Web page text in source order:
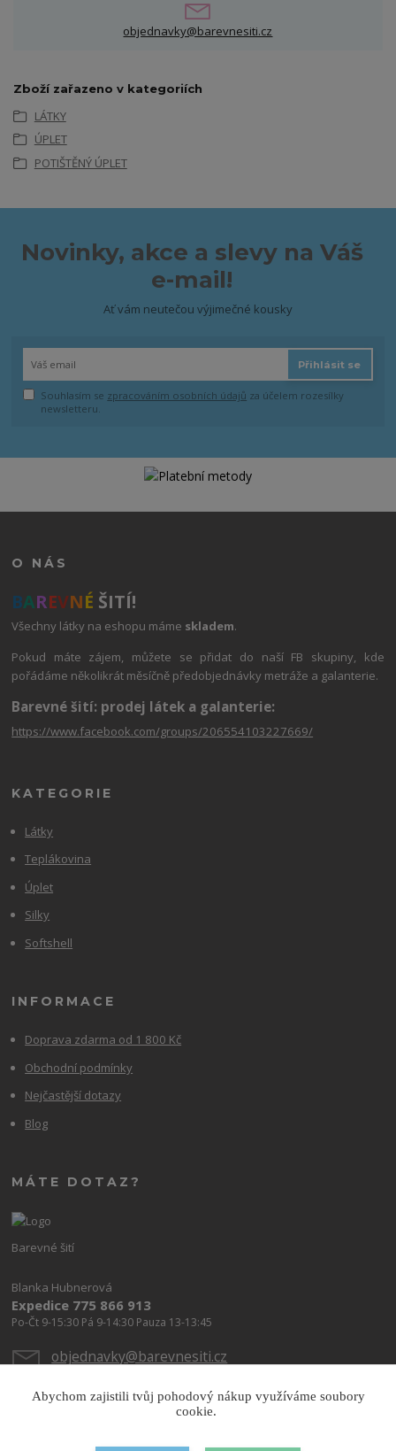
objednavky@barevnesiti.cz
Zboží zařazeno v kategoriích
LÁTKY
ÚPLET
POTIŠTĚNÝ ÚPLET
Novinky, akce a slevy na Váš
e-mail!
Ať vám neutečou výjimečné kousky
Přihlásit se
Souhlasím se zpracováním osobních údajů za účelem rozesílky
newsletteru.
O NÁS
BAREVNÉ ŠITÍ!
Všechny látky na eshopu máme skladem.
Pokud máte zájem, můžete se přidat do naší FB skupiny, kde
pořádáme několikrát měsíčně předobjednávky metráže a galanterie.
Barevné šití: prodej látek a galanterie:
https://www.facebook.com/groups/206554103227669/
KATEGORIE
Látky
Teplákovina
Úplet
Silky
Softshell
INFORMACE
Doprava zdarma od 1 800 Kč
Obchodní podmínky
Nejčastější dotazy
Blog
MÁTE DOTAZ?
Barevné šití
Blanka Hubnerová
Expedice 775 866 913
Po-Čt 9-15:30 Pá 9-14:30 Pauza 13-13:45
objednavky@barevnesiti.cz
Abychom zajistili tvůj pohodový nákup využíváme soubory
cookie.